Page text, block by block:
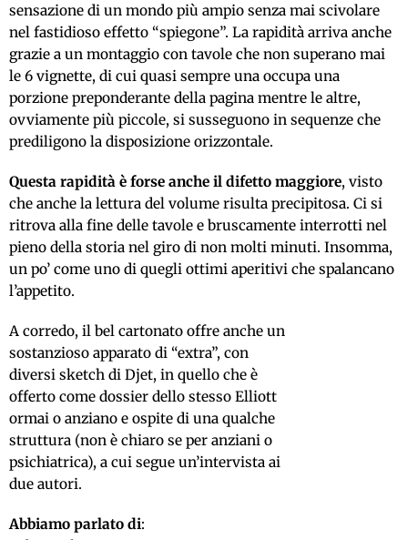
sensazione di un mondo più ampio senza mai scivolare
nel fastidioso effetto “spiegone”. La rapidità arriva anche
grazie a un montaggio con tavole che non superano mai
le 6 vignette, di cui quasi sempre una occupa una
porzione preponderante della pagina mentre le altre,
ovviamente più piccole, si susseguono in sequenze che
prediligono la disposizione orizzontale.
Questa rapidità è forse anche il difetto maggiore, visto
che anche la lettura del volume risulta precipitosa. Ci si
ritrova alla fine delle tavole e bruscamente interrotti nel
pieno della storia nel giro di non molti minuti. Insomma,
un po’ come uno di quegli ottimi aperitivi che spalancano
l’appetito.
A corredo, il bel cartonato offre anche un
sostanzioso apparato di “extra”, con
diversi sketch di Djet, in quello che è
offerto come dossier dello stesso Elliott
ormai o anziano e ospite di una qualche
struttura (non è chiaro se per anziani o
psichiatrica), a cui segue un’intervista ai
due autori.
Abbiamo parlato di: